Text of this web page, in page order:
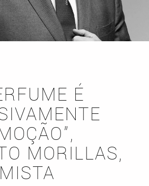
É
MORILLAS,